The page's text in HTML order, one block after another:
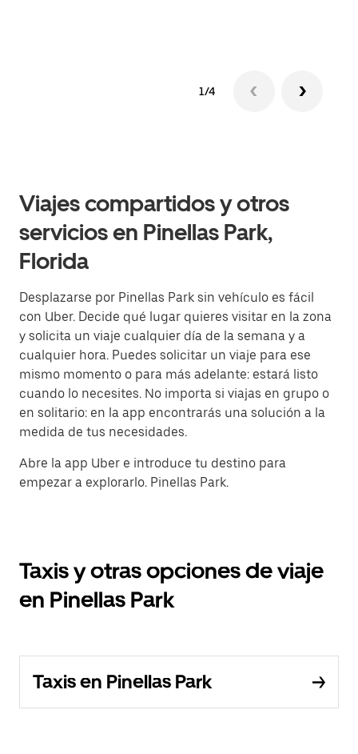
1/4
Viajes compartidos y otros
servicios en Pinellas Park,
Florida
Desplazarse por Pinellas Park sin vehículo es fácil
con Uber. Decide qué lugar quieres visitar en la zona
y solicita un viaje cualquier día de la semana y a
cualquier hora. Puedes solicitar un viaje para ese
mismo momento o para más adelante: estará listo
cuando lo necesites. No importa si viajas en grupo o
en solitario: en la app encontrarás una solución a la
medida de tus necesidades.
Abre la app Uber e introduce tu destino para
empezar a explorarlo. Pinellas Park.
Taxis y otras opciones de viaje
en Pinellas Park
Taxis en Pinellas Park